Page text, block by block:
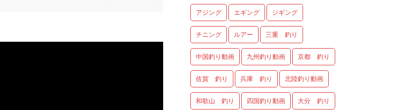
アジング エギング ジギング
チニング ルアー 三重 釣り
中国釣り動画 九州釣り動画 京都 釣り
佐賀 釣り 兵庫 釣り 北陸釣り動画
和歌山 釣り 四国釣り動画 大分 釣り